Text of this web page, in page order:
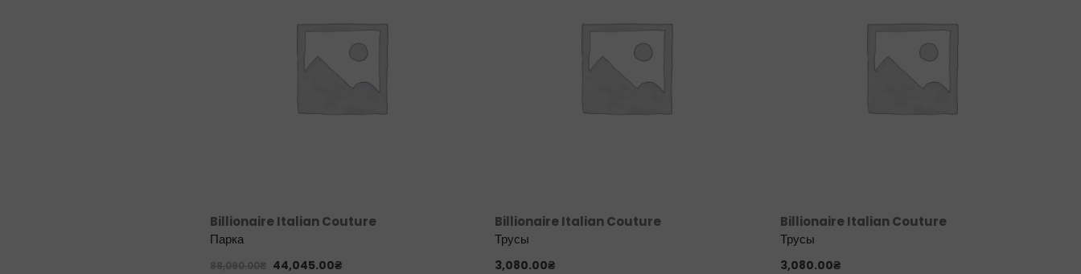
Billionaire Italian Couture
Парка
88,090.00₴ 44,045.00₴
Billionaire Italian Couture
Трусы
3,080.00₴
Billionaire Italian Couture
Трусы
3,080.00₴